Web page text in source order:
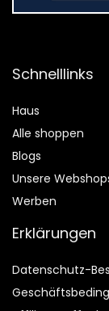
Schnelllinks
Haus
Alle shoppen
Blogs
Unsere
Werben
Erklärungen
Datenschutz-